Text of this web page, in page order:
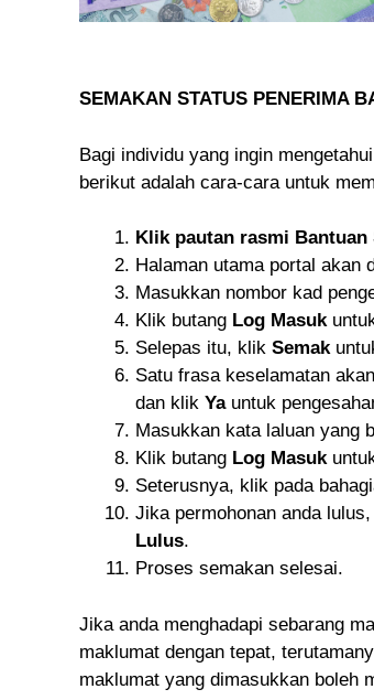
SEMAKAN STATUS PENERIMA
Bagi individu yang ingin
berikut adalah cara-cara untuk
Klik pautan rasmi Bantuan
Halaman utama portal akan
Masukkan nombor kad
Klik butang Log Masuk
Selepas itu, klik Semak
Satu frasa keselamatan
dan klik Yauntuk
Masukkan kata laluan yang
Klik butang Log Masuk
Seterusnya, klik pada
Jika permohonan anda
Lulus.
Proses semakan selesai.
Jika anda menghadapi sebarang
maklumat dengan tepat,
maklumat yang dimasukkan boleh